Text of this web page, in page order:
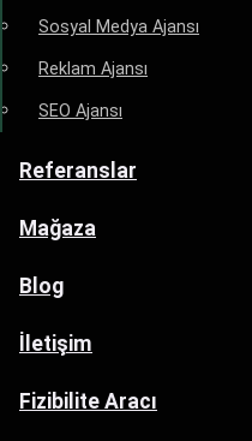
Sosyal Medya Ajansı
Reklam Ajansı
SEO Ajansı
Referanslar
Mağaza
Blog
İletişim
Fizibilite Aracı